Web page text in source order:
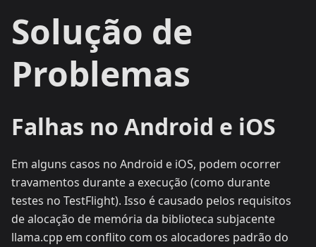
Solução de
Problemas
Falhas no Android e iOS
Em alguns casos no Android e iOS, podem ocorrer
travamentos durante a execução (como durante
testes no TestFlight). Isso é causado pelos requisitos
de alocação de memória da biblioteca subjacente
llama.cpp em conflito com os alocadores padrão do